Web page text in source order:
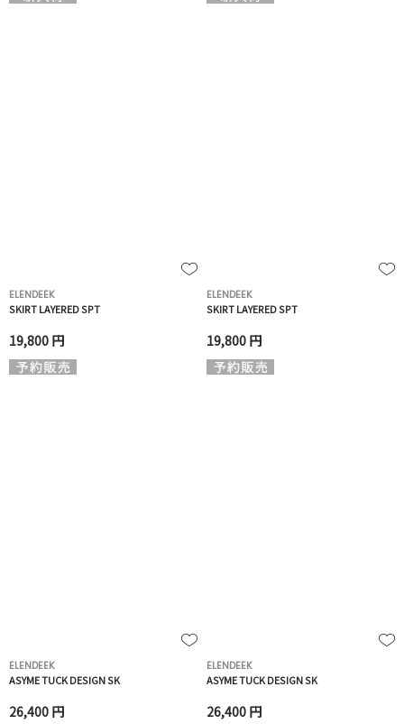
ELENDEEK
SKIRT LAYERED SPT
19,800 円
ELENDEEK
SKIRT LAYERED SPT
19,800 円
ELENDEEK
ASYME TUCK DESIGN SK
26,400 円
ELENDEEK
ASYME TUCK DESIGN SK
26,400 円